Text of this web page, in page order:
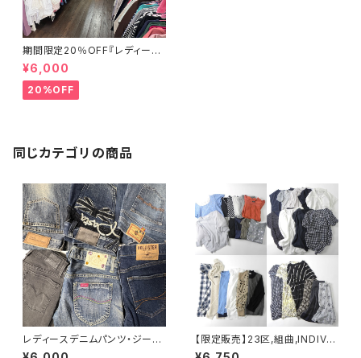
期間限定20％OFF『レディース
春夏物30点セット☆弊社店舗販
売品と同等のクオリティです♪』
¥6,000
20%OFF
同じカテゴリの商品
レディースデニムパンツ・ジーン
ズ30点セット（オールシーズン）
【限定販売】23区,組曲,INDIVI,
ELLE,Couture Brooch,OPA